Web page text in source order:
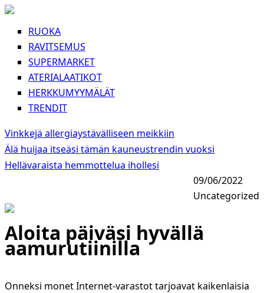
RUOKA
RAVITSEMUS
SUPERMARKET
ATERIALAATIKOT
HERKKUMYYMÄLÄT
TRENDIT
Vinkkejä allergiaystävälliseen meikkiin
Älä huijaa itseäsi tämän kauneustrendin vuoksi
Hellävaraista hemmottelua ihollesi
09/06/2022
Uncategorized
Aloita päiväsi hyvällä
aamurutiinilla
Onneksi monet Internet-varastot tarjoavat kaikenlaisia